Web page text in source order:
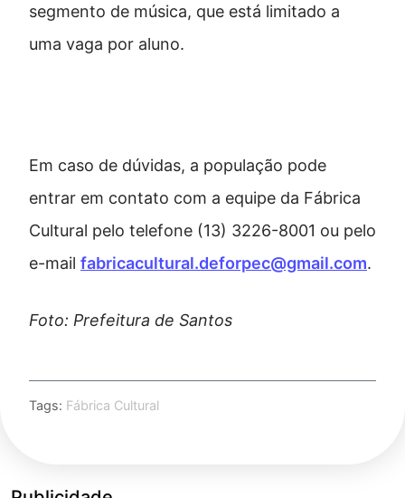
segmento de música, que está limitado a
uma vaga por aluno.
Em caso de dúvidas, a população pode
entrar em contato com a equipe da Fábrica
Cultural pelo telefone (13) 3226-8001 ou pelo
e-mail fabricacultural.deforpec@gmail.com.
Foto: Prefeitura de Santos
Tags: Fábrica Cultural